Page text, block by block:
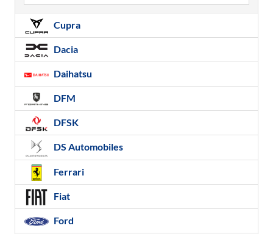
Cupra
Dacia
Daihatsu
DFM
DFSK
DS Automobiles
Ferrari
Fiat
Ford